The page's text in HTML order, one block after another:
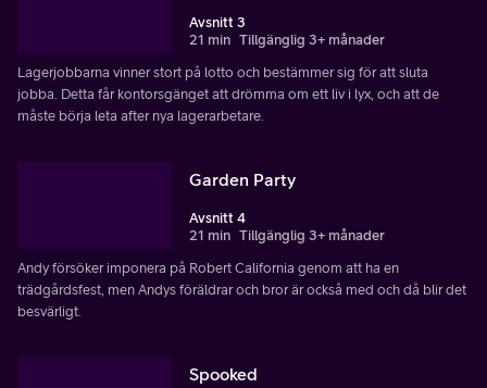
Avsnitt 3
21 min Tillgänglig 3+ månader
Lagerjobbarna vinner stort på lotto och bestämmer sig för att sluta
jobba. Detta får kontorsgänget att drömma om ett liv i lyx, och att de
måste börja leta after nya lagerarbetare.
Garden Party
Avsnitt 4
21 min Tillgänglig 3+ månader
Andy försöker imponera på Robert California genom att ha en
trädgårdsfest, men Andys föräldrar och bror är också med och då blir det
besvärligt.
Spooked